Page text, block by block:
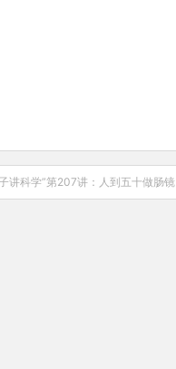
讲科学”第207讲：人到五十做肠镜